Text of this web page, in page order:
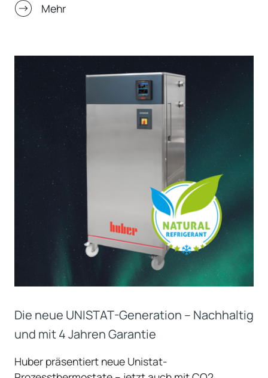
Mehr
Die neue UNISTAT-Generation – Nachhaltig
und mit 4 Jahren Garantie
Huber präsentiert neue Unistat-